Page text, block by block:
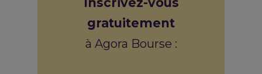
gratuitement
à Agora Bourse :